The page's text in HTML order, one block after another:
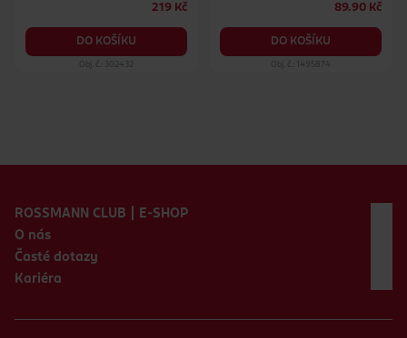
219 Kč
DO KOŠÍKU
Obj. č.: 302432
89.90 Kč
DO KOŠÍKU
Obj. č.: 1495874
ROSSMANN CLUB | E-SHOP
O nás
Časté dotazy
Kariéra